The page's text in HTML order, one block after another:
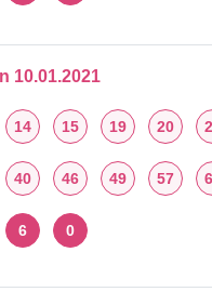
10.01.2021
14 15 19 20
40 46 49 57
6 0